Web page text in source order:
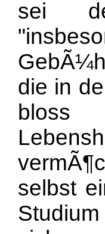
sei
die in
selbst